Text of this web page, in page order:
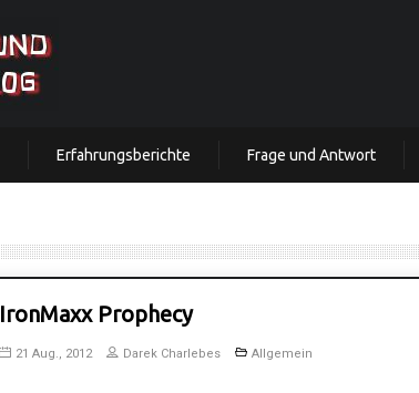
Erfahrungsberichte Frage und Antwort
IronMaxx Prophecy
21 Aug., 2012 Darek Charlebes Allgemein